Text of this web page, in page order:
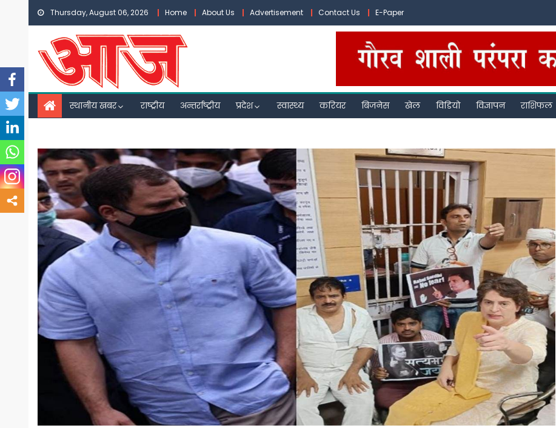
Skip
content
Thursday, August 06, 2026 Home About Us Advertisement Contact Us E-Paper
स्थानीय खबर राष्ट्रीय अन्तर्राष्ट्रीय प्रदेश स्वास्थ्य करियर बिजनेस खेल विडियो विज्ञापन राशिफल